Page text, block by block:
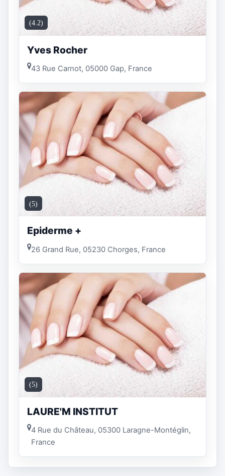
(4.2)
Yves Rocher
43 Rue Carnot, 05000 Gap, France
(5)
Epiderme +
26 Grand Rue, 05230 Chorges, France
(5)
LAURE'M INSTITUT
4 Rue du Château, 05300 Laragne-Montéglin,
France